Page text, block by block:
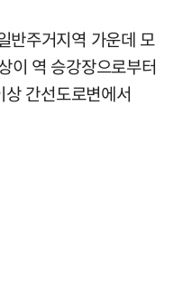
반주거지역 가운데 모
이 역 승강장으로부터
간선도로변에서